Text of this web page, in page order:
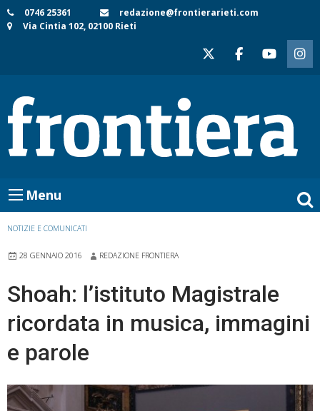
Skip
to
0746 25361
redazione@frontierarieti.com
Via Cintia 102, 02100 Rieti
Menu
NOTIZIE E COMUNICATI
28 GENNAIO 2016 REDAZIONE FRONTIERA
Shoah: l’istituto Magistrale
ricordata in musica, immagini
e parole